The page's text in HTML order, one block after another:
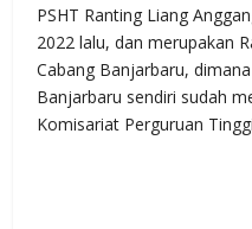
PSHT Ranting Liang
2022 lalu, dan merupakan
Cabang Banjarbaru,
Banjarbaru sendiri sudah
Komisariat Perguruan